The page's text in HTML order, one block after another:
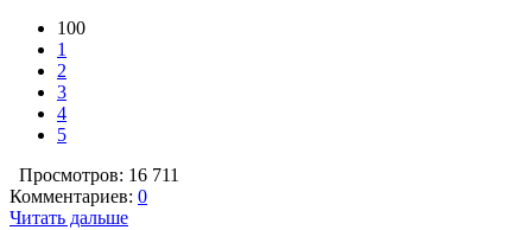
100
1
2
3
4
5
Просмотров: 16 711
Комментариев: 0
Читать дальше